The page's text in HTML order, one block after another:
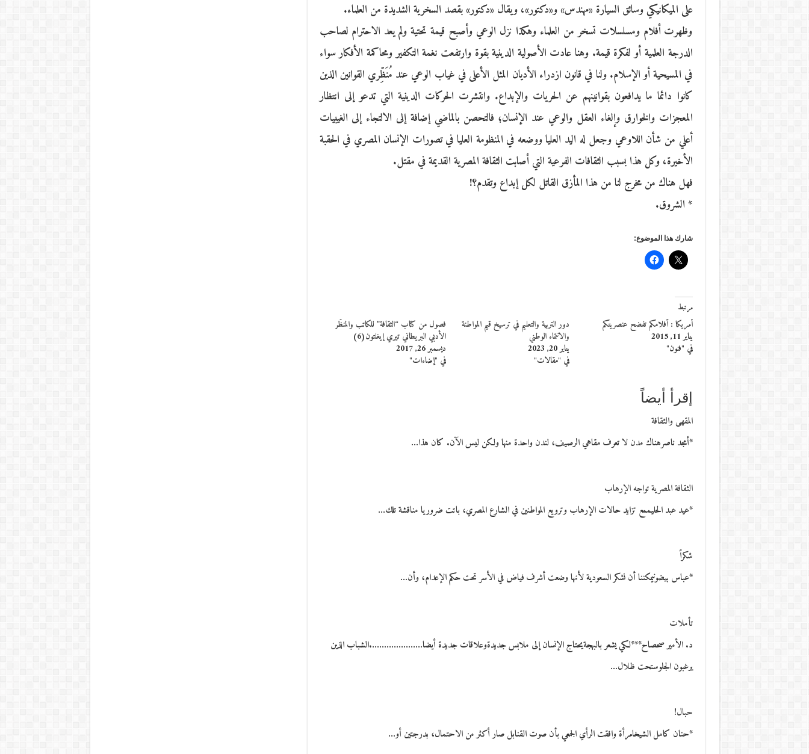
على الميكانيكي وسائق السيارة «مهندس» و«دكتور»، ويقال «دكتور» بقصد السخرية الشديدة من العلماء.
وظهرت أفلام ومسلسلات تسخر من العلماء وهكذا نزل الوعي وأصبح قيمة تحتية ولم يعد الاحترام لصاحب
الدرجة العلمية أو لفكرة قيمة. وهنا عادت الأصولية الدينية بقوة وارتفعت نغمة التكفير ومحاكمة الأفكار سواء
في المسيحية أو الإسلام. ولنا في قانون ازدراء الأديان المثل الأعلى في غياب الوعي عند مُنَظِّري القوانين الذين
كانوا دائما ما يدافعون بقوانينهم عن الحريات والإبداع. وانتشرت الحركات الدينية التي تدعو إلى انتظار
المعجزات والخوارق وإلغاء العقل والوعي عند الإنسان؛ فالتحصن بالماضي إضافة إلى الالتجاء إلى الغيبيات
أعلي من شأن اللاوعي وجعل له اليد العليا ووضعه في المنظومة العليا في تصورات الإنسان المصري في الحقبة
الأخيرة، وكل هذا بسبب الثقافات الفرعية التي أصابت الثقافة المصرية القديمة في مقتل.
فهل هناك من مخرج لنا من هذا المأزق القاتل لكل إبداع وتقدم؟!
* الشروق.
شارك هذا الموضوع:
مرتبط
أمريكا : أفلامكم تفضح عنصريتكم
يناير 11, 2015
في "فنون"
دور التربية والتعليم في ترسيخ قيم المواطنة
والانتماء الوطني
يناير 20, 2023
في "مقالات"
فصول من كتاب “الثقافة” للكاتب والمنظّر
الأدبي البريطاني تيري إيغلتون(6)
ديسمبر 26, 2017
في "إضاءات"
إقرأ أيضاً
المقهى والثقافة
*أمجد ناصرهناك مدن لا تعرف مقاهي الرصيف، لندن واحدة منها ولكن ليس الآن. كان هذا…
الثقافة المصرية تواجه الإرهاب
*عيد عبد الحليممع تزايد حالات الإرهاب وترويع المواطنين في الشارع المصري، باتت ضروريا مناقشة تلك…
شكراً
*عباس بيضونيمكننا أن نشكر السعودية لأنها وضعت أشرف فياض في الأسر تحت حكم الإعدام، وأن…
تأملات
د. الأمير صحصاح***لكي يشعر بالبهجةيحتاج الإنسان إلى ملابس جديدةوعلاقات جديدة أيضا………………….الشباب الذين
يرغبون الجلوستحت ظلال…
حبال!
*حنان كامل الشيخامرأة وافقت الرأي الجمعي بأن صوت القنابل صار أكثر من الاحتمال، بدرجتين أو…